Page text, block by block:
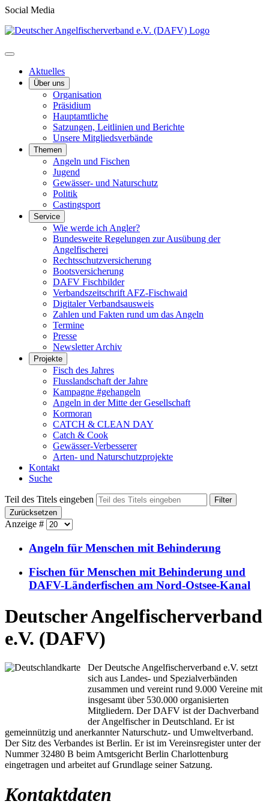
Social Media
Aktuelles
Über uns
Organisation
Präsidium
Hauptamtliche
Satzungen, Leitlinien und Berichte
Unsere Mitgliedsverbände
Themen
Angeln und Fischen
Jugend
Gewässer- und Naturschutz
Politik
Castingsport
Service
Wie werde ich Angler?
Bundesweite Regelungen zur Ausübung der
Angelfischerei
Rechtsschutzversicherung
Bootsversicherung
DAFV Fischbilder
Verbandszeitschrift AFZ-Fischwaid
Digitaler Verbandsausweis
Zahlen und Fakten rund um das Angeln
Termine
Presse
Newsletter Archiv
Projekte
Fisch des Jahres
Flusslandschaft der Jahre
Kampagne #gehangeln
Angeln in der Mitte der Gesellschaft
Kormoran
CATCH & CLEAN DAY
Catch & Cook
Gewässer-Verbesserer
Arten- und Naturschutzprojekte
Kontakt
Suche
Teil des Titels eingeben
Filter
Zurücksetzen
Anzeige #
Angeln für Menschen mit Behinderung
Fischen für Menschen mit Behinderung und
DAFV-Länderfischen am Nord-Ostsee-Kanal
Deutscher Angelfischerverband
e.V. (DAFV)
Der Deutsche Angelfischerverband e.V. setzt
sich aus Landes- und Spezialverbänden
zusammen und vereint rund 9.000 Vereine mit
insgesamt über 530.000 organisierten
Mitgliedern. Der DAFV ist der Dachverband
der Angelfischer in Deutschland. Er ist
gemeinnützig und anerkannter Naturschutz- und Umweltverband.
Der Sitz des Verbandes ist Berlin. Er ist im Vereinsregister unter der
Nummer 32480 B beim Amtsgericht Berlin Charlottenburg
eingetragen und arbeitet auf Grundlage seiner Satzung.
Kontaktdaten